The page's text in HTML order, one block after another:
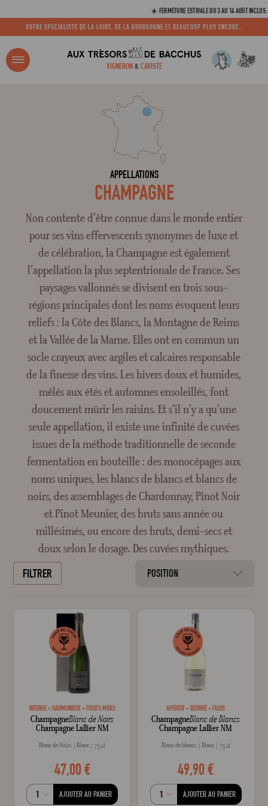
☀️ FERMETURE ESTIVALE DU 3 AU 14 AOÛT INCLUS.
VOTRE SPÉCIALISTE DE LA LOIRE, DE LA BOURGOGNE ET BEAUCOUP PLUS ENCORE..
VIGNERON& CAVISTE
?
APPELLATIONS
CHAMPAGNE
Non contente d’être connue dans le monde entier
pour ses vins effervescents synonymes de luxe et
de célébration, la Champagne est également
l’appellation la plus septentrionale de France. Ses
paysages vallonnés se divisent en trois sous-
régions principales dont les noms évoquent leurs
reliefs : la Côte des Blancs, la Montagne de Reims
et la Vallée de la Marne. Elles ont en commun un
socle crayeux avec argiles et calcaires responsable
de la finesse des vins. Les hivers doux et humides,
mêlés aux étés et automnes ensoleillés, font
doucement mûrir les raisins. Et s’il n’y a qu’une
seule appellation, il existe une infinité de cuvées
issues de la méthode traditionnelle de seconde
fermentation en bouteille : des monocépages aux
noms uniques, les blancs de blancs et blancs de
noirs, des assemblages de Chardonnay, Pinot Noir
et Pinot Meunier, des bruts sans année ou
millésimés, ou encore des bruts, demi-secs et
doux selon le dosage. Des cuvées mythiques.
FILTRER
POSITION
INTENSE HARMONIEUX FRUITS MÛRS
ChampagneBlanc de Noirs
Champagne Lallier NM
Blanc de Noirs Blanc 75 cl
47,00 €
AJOUTER AU PANIER
APÉRITIF BEURRÉ FRAIS
ChampagneBlanc de Blancs
Champagne Lallier NM
Blanc de blancs Blanc 75 cl
49,90 €
AJOUTER AU PANIER